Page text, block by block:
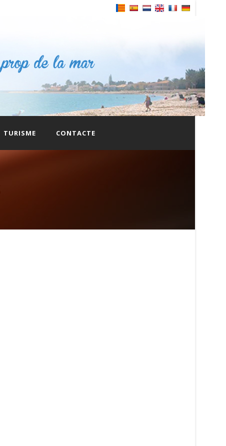
TURISME CONTACTE